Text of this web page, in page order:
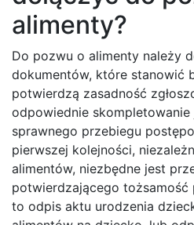
alimenty?
Do pozwu o alimenty należy
dokumentów, które stanowić
potwierdzą zasadność
odpowiednie
sprawnego przebiegu
pierwszej kolejności,
alimentów, niezbędne jest
potwierdzającego
to odpis aktu urodzenia